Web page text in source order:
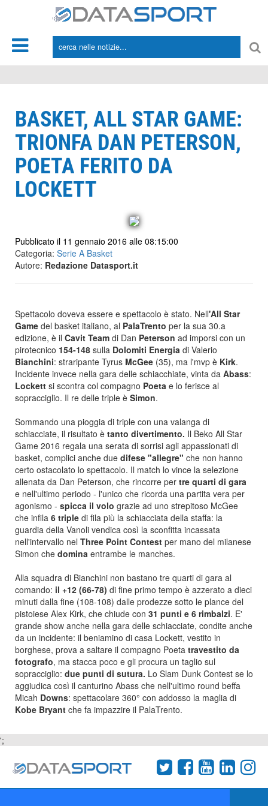
BASKET, ALL STAR GAME:
TRIONFA DAN PETERSON,
POETA FERITO DA
LOCKETT
Pubblicato il 11 gennaio 2016 alle 08:15:00
Categoria: Serie A Basket
Autore: Redazione Datasport.it
Spettacolo doveva essere e spettacolo è stato. Nell'All Star
Game del basket italiano, al PalaTrento per la sua 30.a
edizione, è il Cavit Team di Dan Peterson ad imporsi con un
pirotecnico 154-148 sulla Dolomiti Energia di Valerio
Bianchini: straripante Tyrus McGee (35), ma l'mvp è Kirk.
Incidente invece nella gara delle schiacchiate, vinta da Abass:
Lockett si scontra col compagno Poeta e lo ferisce al
sopracciglio. Il re delle triple è Simon.
Sommando una pioggia di triple con una valanga di
schiacciate, il risultato è tanto divertimento. Il Beko All Star
Game 2016 regala una serata di sorrisi agli appassionati di
basket, complici anche due difese "allegre" che non hanno
certo ostacolato lo spettacolo. Il match lo vince la selezione
allenata da Dan Peterson, che rincorre per tre quarti di gara
e nell'ultimo periodo - l'unico che ricorda una partita vera per
agonismo - spicca il volo grazie ad uno strepitoso McGee
che infila 6 triple di fila più la schiacciata della staffa: la
guardia della Vanoli vendica così la sconfitta incassata
nell'intervallo nel Three Point Contest per mano del milanese
Simon che domina entrambe le manches.
Alla squadra di Bianchini non bastano tre quarti di gara al
comando: il +12 (66-78) di fine primo tempo è azzerato a dieci
minuti dalla fine (108-108) dalle prodezze sotto le plance del
pistoiese Alex Kirk, che chiude con 31 punti e 6 rimbalzi. E'
grande show anche nella gara delle schiacciate, condite anche
da un incidente: il beniamino di casa Lockett, vestito in
borghese, prova a saltare il compagno Poeta travestito da
fotografo, ma stacca poco e gli procura un taglio sul
sopracciglio: due punti di sutura. Lo Slam Dunk Contest se lo
aggiudica così il canturino Abass che nell'ultimo round beffa
Micah Downs: spettacolare 360° con addosso la maglia di
Kobe Bryant che fa impazzire il PalaTrento.
';